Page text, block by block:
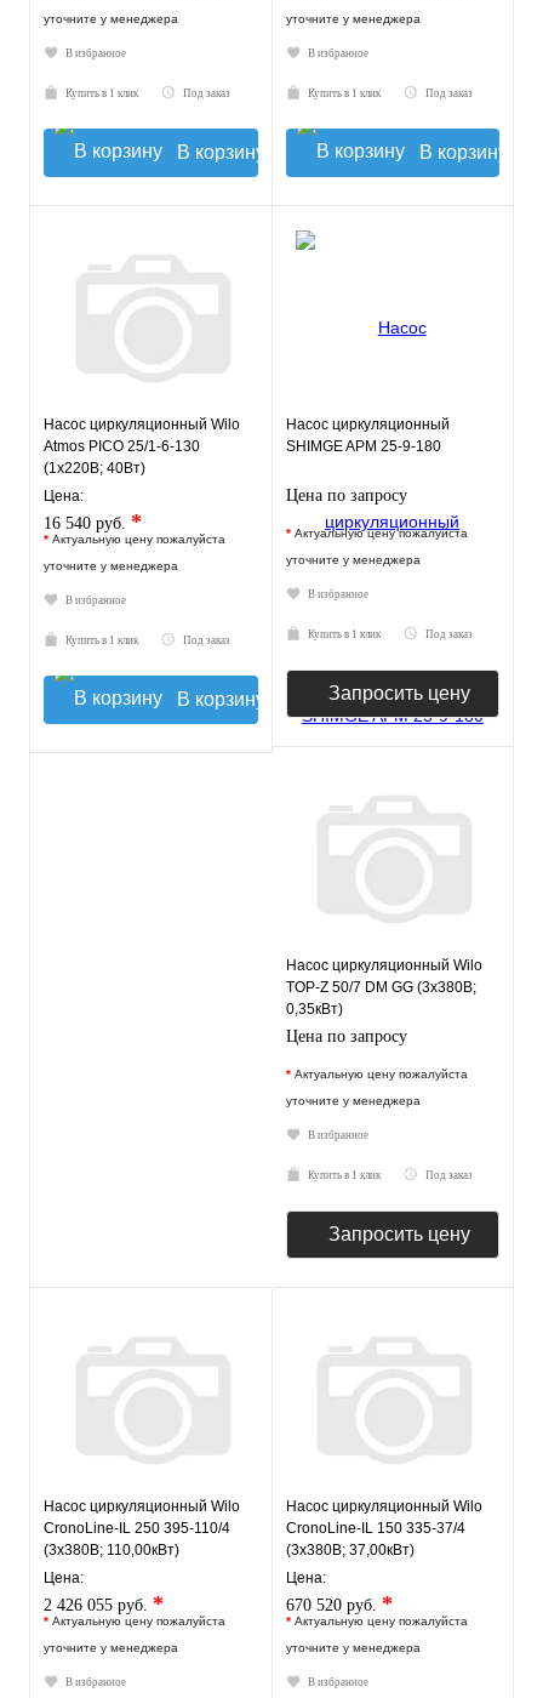
уточните у менеджера
В избранное
Купить в 1 клик Под заказ
В корзину
уточните у менеджера
В избранное
Купить в 1 клик Под заказ
В корзину
Насос циркуляционный Wilo
Atmos PICO 25/1-6-130
(1х220В; 40Вт)
Цена:
16 540 руб. *
* Актуальную цену пожалуйста
уточните у менеджера
В избранное
Купить в 1 клик Под заказ
В корзину
Насос циркуляционный
SHIMGE APM 25-9-180
Цена по запросу
* Актуальную цену пожалуйста
уточните у менеджера
В избранное
Купить в 1 клик Под заказ
Запросить цену
Насос циркуляционный Wilo
TOP-Z 50/7 DM GG (3х380В;
0,35кВт)
Цена по запросу
* Актуальную цену пожалуйста
уточните у менеджера
В избранное
Купить в 1 клик Под заказ
Запросить цену
Насос циркуляционный Wilo
CronoLine-IL 250 395-110/4
(3х380В; 110,00кВт)
Цена:
2 426 055 руб. *
* Актуальную цену пожалуйста
уточните у менеджера
В избранное
Насос циркуляционный Wilo
CronoLine-IL 150 335-37/4
(3х380В; 37,00кВт)
Цена:
670 520 руб. *
* Актуальную цену пожалуйста
уточните у менеджера
В избранное